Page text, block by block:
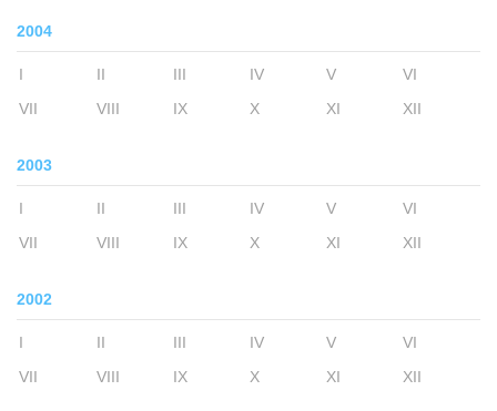
2004
I II III IV V
VI
VII
VIII IX X XI XII
2003
I II III IV V
VI
VII
VIII IX X XI XII
2002
I II III IV V
VI
VII
VIII IX X XI XII